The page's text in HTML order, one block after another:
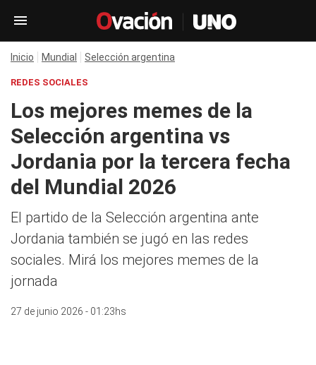
Inicio Mundial Selección argentina
REDES SOCIALES
Los mejores memes de la
Selección argentina vs
Jordania por la tercera fecha
del Mundial 2026
El partido de la Selección argentina ante
Jordania también se jugó en las redes
sociales. Mirá los mejores memes de la
jornada
27 de junio 2026 - 01:23hs